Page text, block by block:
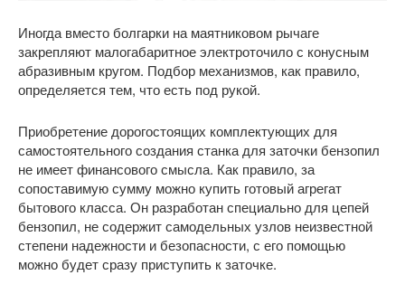
Иногда вместо болгарки на маятниковом рычаге
закрепляют малогабаритное электроточило с конусным
абразивным кругом. Подбор механизмов, как правило,
определяется тем, что есть под рукой.
Приобретение дорогостоящих комплектующих для
самостоятельного создания станка для заточки бензопил
не имеет финансового смысла. Как правило, за
сопоставимую сумму можно купить готовый агрегат
бытового класса. Он разработан специально для цепей
бензопил, не содержит самодельных узлов неизвестной
степени надежности и безопасности, с его помощью
можно будет сразу приступить к заточке.